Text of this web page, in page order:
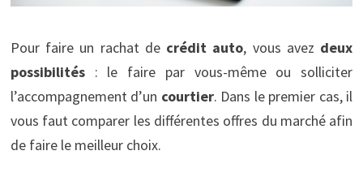
Pour faire un rachat de crédit auto, vous avez deux
possibilités: le faire par vous-même ou solliciter
l’accompagnement d’un courtier. Dans le premier cas, il
vous faut comparer les différentes offres du marché afin
de faire le meilleur choix.